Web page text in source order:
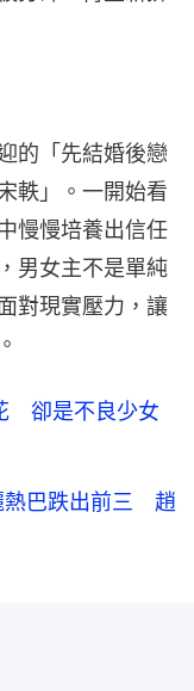
的「先結婚後戀
軼」。一開始看
慢慢培養出信任
男女主不是單純
對現實壓力，讓
卻是不良少女
熱巴跌出前三 趙